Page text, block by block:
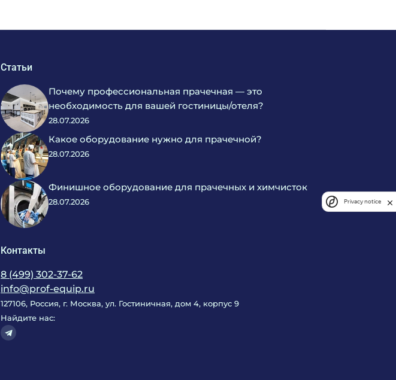
Статьи
Почему профессиональная прачечная — это
необходимость для вашей гостиницы/отеля?
28.07.2026
Какое оборудование нужно для прачечной?
28.07.2026
Финишное оборудование для прачечных и химчисток
28.07.2026
Контакты
8 (499) 302-37-62
info@prof-equip.ru
127106, Россия, г. Москва, ул. Гостиничная, дом 4, корпус 9
Найдите нас:
Privacy notice